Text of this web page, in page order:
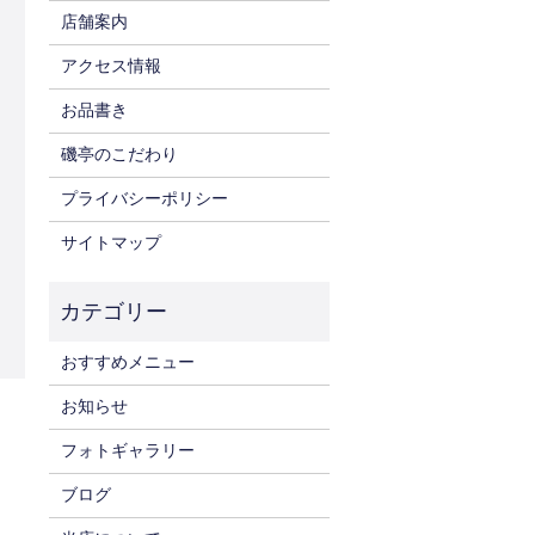
店舗案内
アクセス情報
お品書き
磯亭のこだわり
プライバシーポリシー
サイトマップ
おすすめメニュー
お知らせ
フォトギャラリー
ブログ